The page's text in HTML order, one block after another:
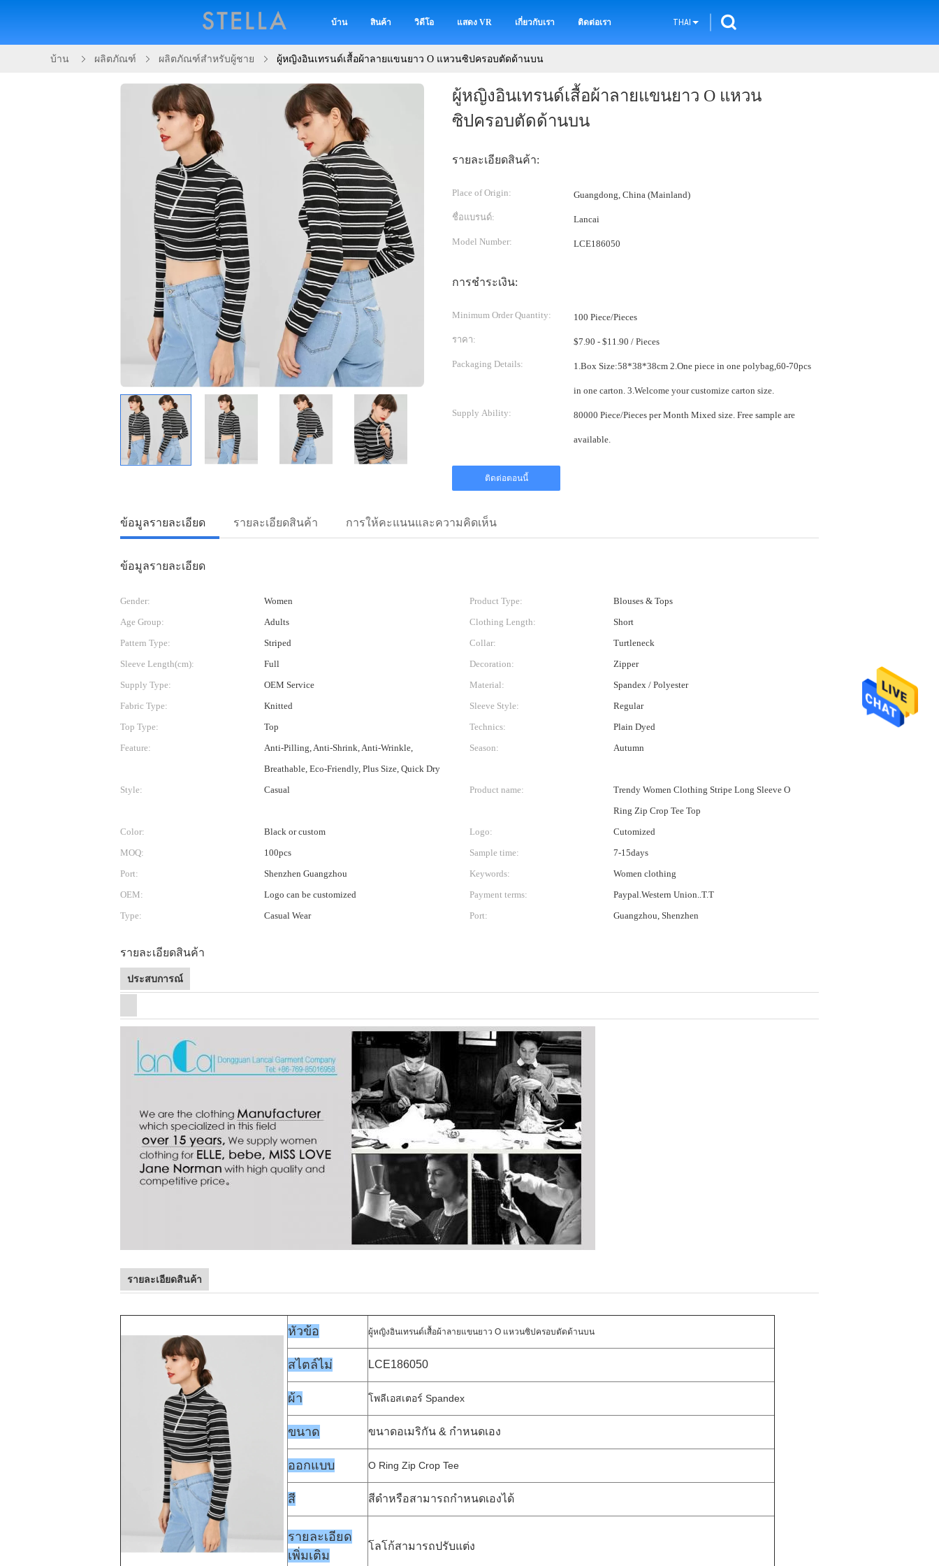
บ้าน สินค้า วิดีโอ แสดง VR เกี่ยวกับเรา ติดต่อเรา THAI
บ้าน ผลิตภัณฑ์ ผลิตภัณฑ์สำหรับผู้ชาย ผู้หญิงอินเทรนด์เสื้อผ้าลายแขนยาว O แหวนซิปครอบตัดด้านบน
ผู้หญิงอินเทรนด์เสื้อผ้าลายแขนยาว O แหวน
ซิปครอบตัดด้านบน
รายละเอียดสินค้า:
Place of Origin: Guangdong, China (Mainland)
ชื่อแบรนด์: Lancai
Model Number: LCE186050
การชำระเงิน:
Minimum Order Quantity: 100 Piece/Pieces
ราคา: $7.90 - $11.90 / Pieces
Packaging Details: 1.Box Size:58*38*38cm 2.One piece in one polybag,60-70pcs
in one carton. 3.Welcome your customize carton size.
Supply Ability: 80000 Piece/Pieces per Month Mixed size. Free sample are
available.
ติดต่อตอนนี้
ข้อมูลรายละเอียด รายละเอียดสินค้า การให้คะแนนและความคิดเห็น
ข้อมูลรายละเอียด
Gender: Women Product Type:
Blouses & Tops
Age Group:
Adults Clothing Length:
Short
Pattern Type:
Striped Collar:
Turtleneck
Sleeve Length(cm):
Full Decoration:
Zipper
Supply Type:
OEM Service Material:
Spandex / Polyester
Fabric Type:
Knitted Sleeve Style:
Regular
Top Type:
Top Technics:
Plain Dyed
Feature:
Anti-Pilling, Anti-Shrink, Anti-Wrinkle,
Breathable, Eco-Friendly, Plus Size, Quick Dry
Season: Autumn
Style: Casual Product name:
Trendy Women Clothing Stripe Long Sleeve O
Ring Zip Crop Tee Top
Color:
Black or custom Logo:
Cutomized
MOQ:
100pcs Sample time:
7-15days
Port:
Shenzhen Guangzhou Keywords:
Women clothing
OEM:
Logo can be customized Payment terms:
Paypal.Western Union..T.T
Type:
Casual Wear Port: Guangzhou, Shenzhen
รายละเอียดสินค้า
ประสบการณ์
รายละเอียดสินค้า
หัวข้อ ผู้หญิงอินเทรนด์เสื้อผ้าลายแขนยาว O แหวนซิปครอบตัดด้านบน
สไตล์ไม่ LCE186050
ผ้า โพลีเอสเตอร์ Spandex
ขนาด ขนาดอเมริกัน & กำหนดเอง
ออกแบบ O Ring Zip Crop Tee
สี สีดำหรือสามารถกำหนดเองได้
รายละเอียด
เพิ่มเติม
โลโก้สามารถปรับแต่ง